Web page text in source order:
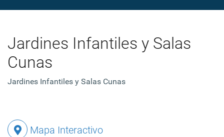
Jardines Infantiles y Salas
Cunas
Jardines Infantiles y Salas Cunas
Mapa Interactivo